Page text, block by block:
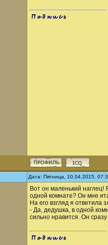
.
Дата: Пятница, 10.04.2015,
Вот он маленький
одной комнате? Он мне
На его взгляд я ответила
- Да, дедушка, в одной
сильно нравится. Он
.